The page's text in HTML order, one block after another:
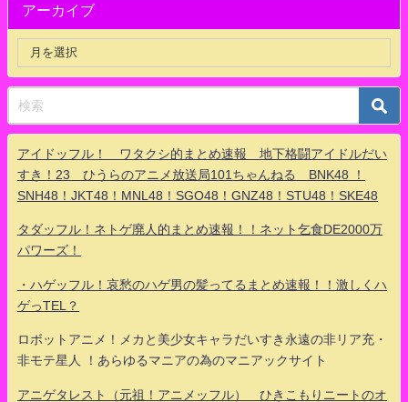
アーカイブ
アイドッフル！ ワタクシ的まとめ速報 地下格闘アイドルだい
すき！23 ひうらのアニメ放送局101ちゃんねる BNK48 ！
SNH48！JKT48！MNL48！SGO48！GNZ48！STU48！SKE48
タダッフル！ネトゲ廃人的まとめ速報！！ネット乞食DE2000万
パワーズ！
・ハゲッフル！哀愁のハゲ男の髪ってるまとめ速報！！激しくハ
ゲっTEL？
ロボットアニメ！メカと美少女キャラだいすき永遠の非リア充・
非モテ星人 ！あらゆるマニアの為のマニアックサイト
アニゲタレスト（元祖！アニメッフル） ひきこもりニートのオ